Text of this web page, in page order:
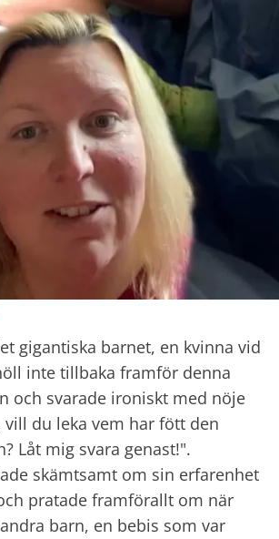
gigantiska barnet, en kvinna vid
inte tillbaka framför denna
och svarade ironiskt med nöje
vill du leka vem har fött den
Låt mig svara genast!".
skämtsamt om sin erfarenhet
pratade framförallt om när
barn, en bebis som var